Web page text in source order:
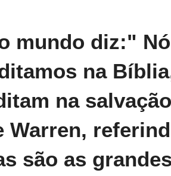
mundo diz:"
na
na salvação
Warren,
são as